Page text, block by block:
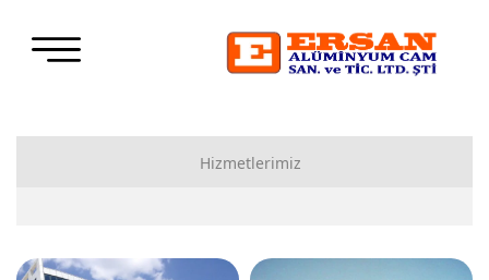
Hizmetlerimiz
Alüminyum Doğrama Sistemleri